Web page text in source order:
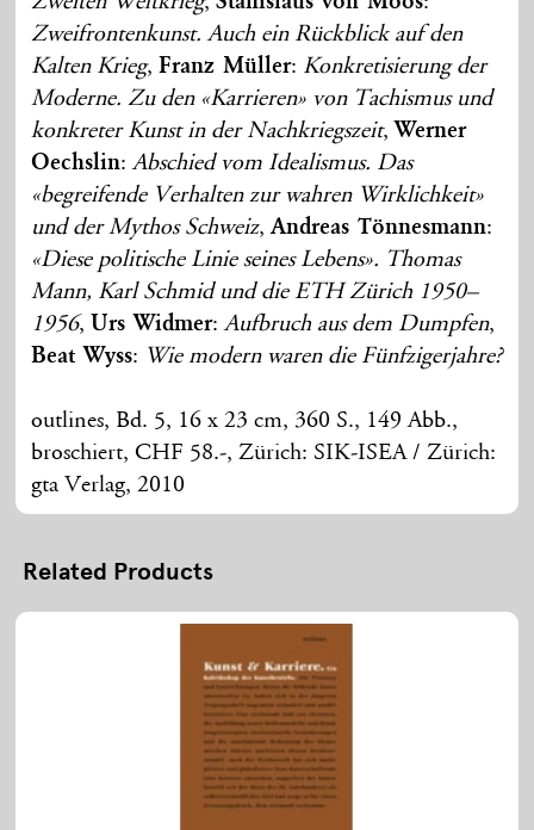
Zweifrontenkunst. Auch ein Rückblick auf den
Kalten Krieg,Franz Müller: Konkretisierung der
Moderne. Zu den «Karrieren» von Tachismus und
konkreter Kunst in der Nachkriegszeit, Werner
Oechslin:Abschied vom Idealismus. Das
«begreifende Verhalten zur wahren Wirklichkeit»
und der Mythos Schweiz,Andreas Tönnesmann:
«Diese politische Linie seines Lebens». Thomas
Mann, Karl Schmid und die ETH Zürich 1950–
1956, Urs Widmer:Aufbruch aus dem Dumpfen,
Beat Wyss: Wie modern waren die Fünfzigerjahre?
outlines, Bd. 5, 16 x 23 cm, 360 S., 149 Abb.,
broschiert, CHF 58.-, Zürich: SIK-ISEA / Zürich:
gta Verlag, 2010
Related Products